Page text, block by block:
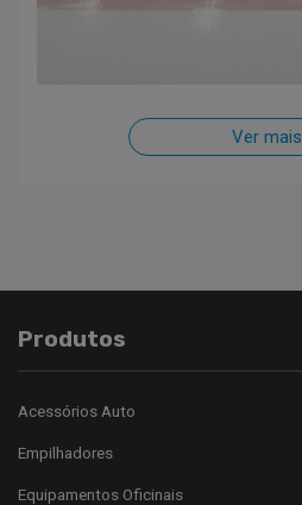
Ver mais
Produtos
Acessórios Auto
Empilhadores
Equipamentos Oficinais